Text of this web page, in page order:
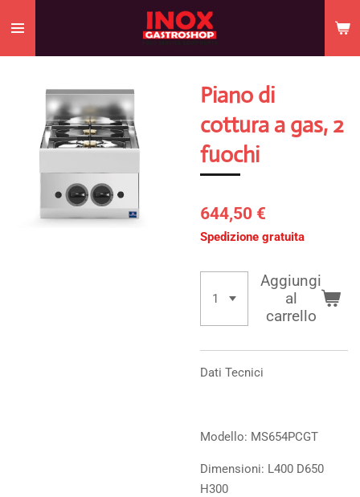
al
contenuto
Piano di
cottura a gas, 2
fuochi
644,50 €
Spedizione gratuita
Aggiungi
al
carrello
Dati Tecnici
Modello: MS654PCGT
Dimensioni: L400 D650
H300